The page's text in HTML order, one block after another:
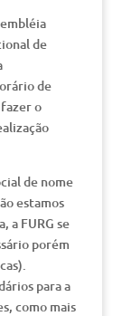
de
de
o
de nome
estamos
a FURG se
porém
para a
como mais